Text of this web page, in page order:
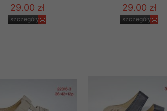
29.00 zł
szczegóły
29.00 zł
szczegóły